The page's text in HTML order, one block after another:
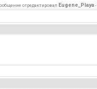
отредактировал Eugene_Playa-